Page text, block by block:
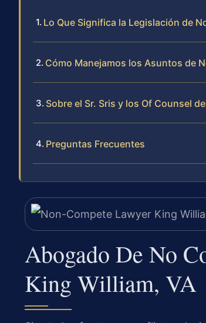
Lo Que Significa la Legislación de
Cómo Manejamos los Asuntos de
Sobre el Sr. Sris y los Of Counsel
Preguntas Frecuentes
Abogado De No
King William, VA